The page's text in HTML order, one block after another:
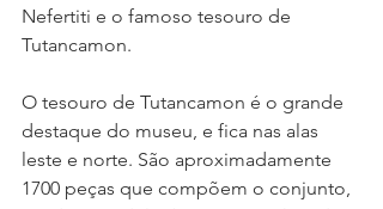
Nefertiti e o famoso tesouro de
Tutancamon.
O tesouro de Tutancamon é o grande
destaque do museu, e fica nas alas
leste e norte. São aproximadamente
1700 peças que compõem o conjunto,